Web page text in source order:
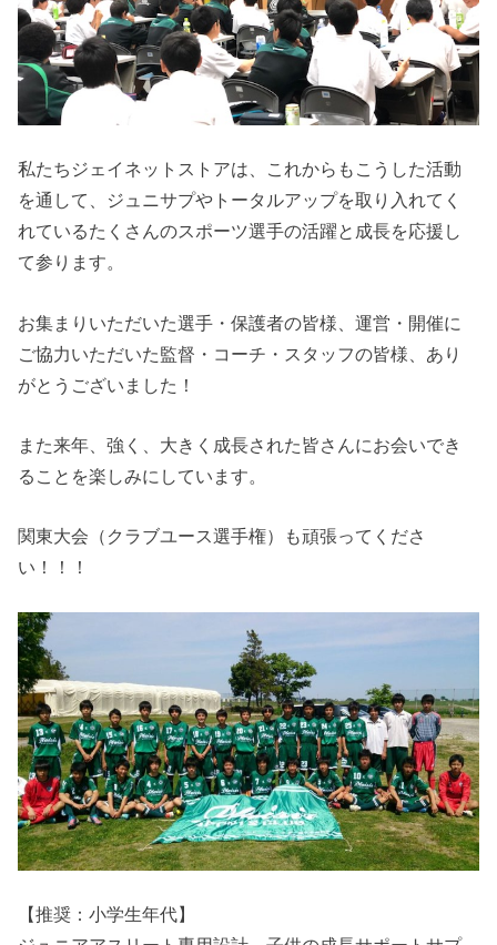
私たちジェイネットストアは、これからもこうした活動
を通して、ジュニサプやトータルアップを取り入れてく
れているたくさんのスポーツ選手の活躍と成長を応援し
て参ります。
お集まりいただいた選手・保護者の皆様、運営・開催に
ご協力いただいた監督・コーチ・スタッフの皆様、あり
がとうございました！
また来年、強く、大きく成長された皆さんにお会いでき
ることを楽しみにしています。
関東大会（クラブユース選手権）も頑張ってくださ
い！！！
【推奨：小学生年代】